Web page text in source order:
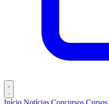
Início Notícias Concursos Cursos